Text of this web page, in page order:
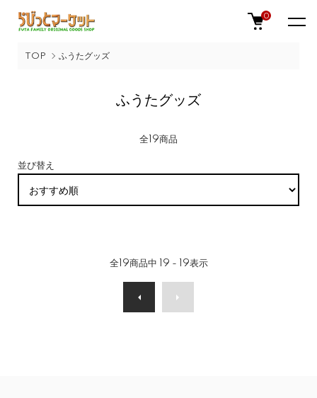
0
TOP ふうたグッズ
ふうたグッズ
全19商品
並び替え
全19商品中 19 - 19表示